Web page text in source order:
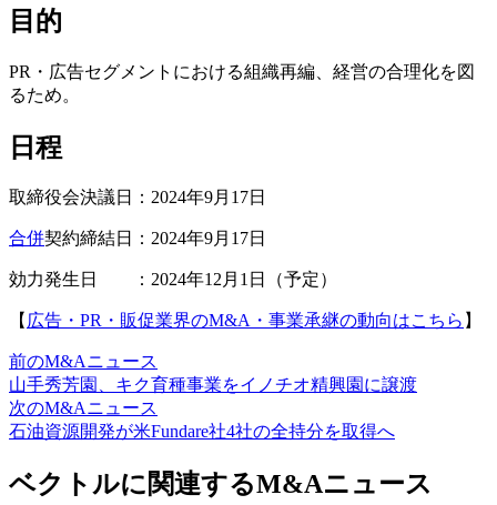
目的
PR・広告セグメントにおける組織再編、経営の合理化を図
るため。
日程
取締役会決議日：2024年9月17日
合併契約締結日：2024年9月17日
効力発生日 ：2024年12月1日（予定）
【 広告・PR・販促業界のM&A・事業承継の動向はこちら 】
前のM&Aニュース
山手秀芳園、キク育種事業をイノチオ精興園に譲渡
次のM&Aニュース
石油資源開発が米Fundare社4社の全持分を取得へ
ベクトルに関連するM&Aニュース